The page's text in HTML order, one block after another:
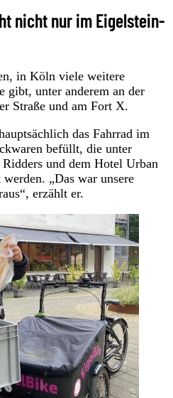
nicht nur im Eigelstein-
in Köln viele weitere
gibt, unter anderem an der
Straße und am Fort X.
das Fahrrad im
befüllt, die unter
und dem Hotel Urban
„Das war unsere
erzählt er.